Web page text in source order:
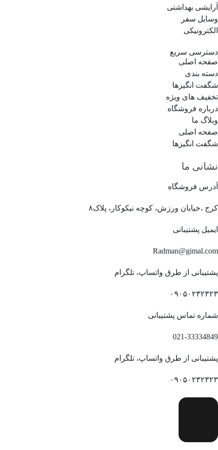
آرایشی بهداشتی
وسایل سفر
الکترونیکی
دسترسی سریع
صفحه اصلی
دسته بندی
شگفت انگیزها
تخفیف های ویژه
درباره فروشگاه
وبلاگ ما
صفحه اصلی
شگفت انگیزها
نشانی ما
آدرس فروشگاه
کرج ،خیابان ورزش، کوچه نیکوکار، پلاک۸
ایمیل پشتیبانی
Radman@gimal.com
پشتیبانی از طرق واتساپ، تلگرام
۰۹۰۵۰۲۳۲۳۲۳
شماره تماس پشتیبانی
021-33334849
پشتیبانی از طرق واتساپ، تلگرام
۰۹۰۵۰۲۳۲۳۲۳